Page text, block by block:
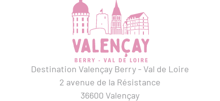
Destination Valençay Berry - Val de Loire
2 avenue de la Résistance
36600 Valençay